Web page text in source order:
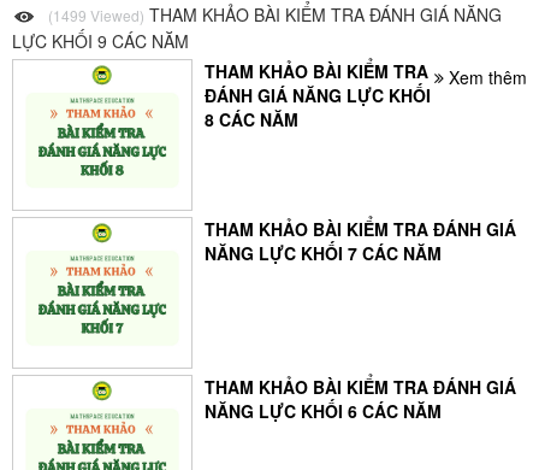
(1499 Viewed) THAM KHẢO BÀI KIỂM TRA ĐÁNH GIÁ NĂNG
LỰC KHỐI 9 CÁC NĂM
Xem thêm
THAM KHẢO BÀI KIỂM TRA
ĐÁNH GIÁ NĂNG LỰC KHỐI
8 CÁC NĂM
THAM KHẢO BÀI KIỂM TRA ĐÁNH GIÁ
NĂNG LỰC KHỐI 7 CÁC NĂM
THAM KHẢO BÀI KIỂM TRA ĐÁNH GIÁ
NĂNG LỰC KHỐI 6 CÁC NĂM